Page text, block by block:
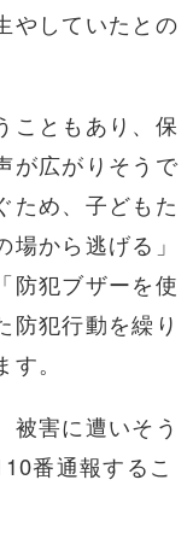
やしていたとの
こともあり、保
が広がりそうで
ため、子どもた
から逃げる」
防犯ブザーを使
防犯行動を繰り
。
被害に遭いそう
番通報するこ